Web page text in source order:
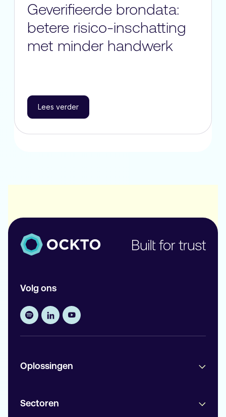
Geverifieerde brondata:
betere risico-inschatting
met minder handwerk
Lees verder
Oplossingen
Sectoren
Volg ons